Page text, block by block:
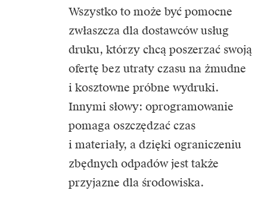
Wszystko to może być pomocne
zwłaszcza dla dostawców usług
druku, którzy chcą poszerzać swoją
ofertę bez utraty czasu na żmudne
i kosztowne próbne wydruki.
Innymi słowy: oprogramowanie
pomaga oszczędzać czas
i materiały, a dzięki ograniczeniu
zbędnych odpadów jest także
przyjazne dla środowiska.